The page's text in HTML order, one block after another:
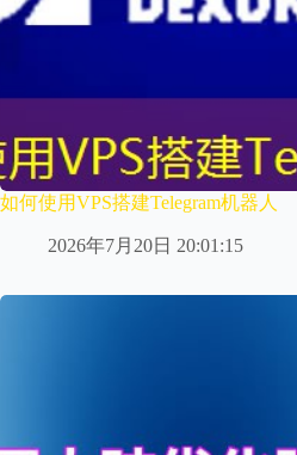
如何使用VPS搭建Telegram机器人
2026年7月20日 20:01:15